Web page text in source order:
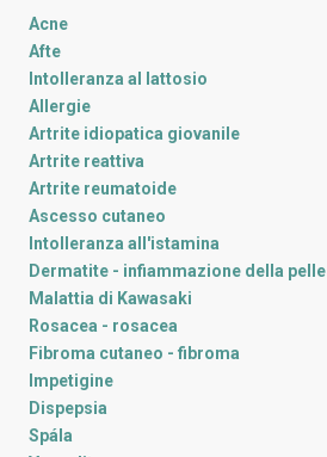
Acne
Afte
Intolleranza al lattosio
Allergie
Artrite idiopatica giovanile
Artrite reattiva
Artrite reumatoide
Ascesso cutaneo
Intolleranza all'istamina
Dermatite - infiammazione della pelle
Malattia di Kawasaki
Rosacea - rosacea
Fibroma cutaneo - fibroma
Impetigine
Dispepsia
Spála